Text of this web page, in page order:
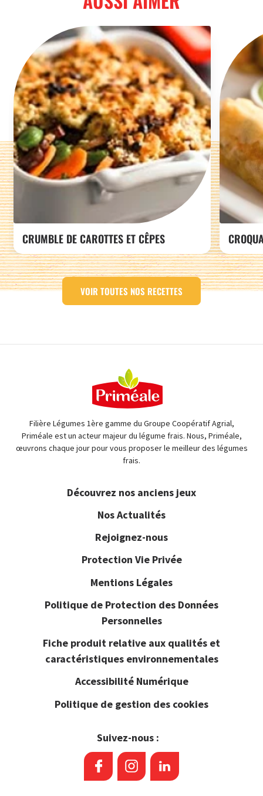
CRUMBLE DE CAROTTES ET CÊPES
VOIR TOUTES NOS RECETTES
Filière Légumes 1ère gamme du Groupe Coopératif Agrial,
Priméale est un acteur majeur du légume frais. Nous, Priméale,
œuvrons chaque jour pour vous proposer le meilleur des légumes
frais.
Découvrez nos anciens jeux
Nos Actualités
Rejoignez-nous
Protection Vie Privée
Mentions Légales
Politique de Protection des Données
Personnelles
Fiche produit relative aux qualités et
caractéristiques environnementales
Accessibilité Numérique
Politique de gestion des cookies
Suivez-nous :